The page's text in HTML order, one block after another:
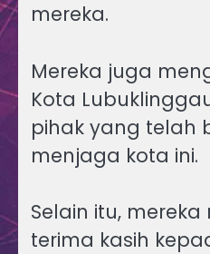
mereka.
Mereka juga
Kota
pihak yang telah
menjaga kota ini.
Selain itu,
terima kasih